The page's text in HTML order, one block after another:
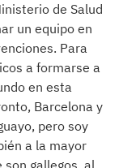
de Salud
un equipo en
Para
a formarse a
en esta
Barcelona y
pero soy
a la mayor